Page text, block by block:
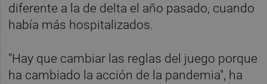
diferente a la de delta el año pasado, cuando
había más hospitalizados.
"Hay que cambiar las reglas del juego porque
ha cambiado la acción de la pandemia", ha